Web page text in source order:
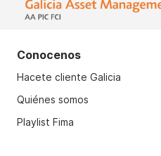
Conocenos
Hacete cliente Galicia
Quiénes somos
Playlist Fima